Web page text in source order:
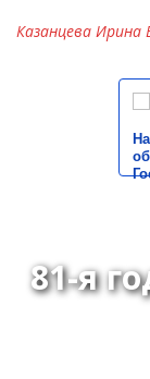
Казанцева Ирина
81-я